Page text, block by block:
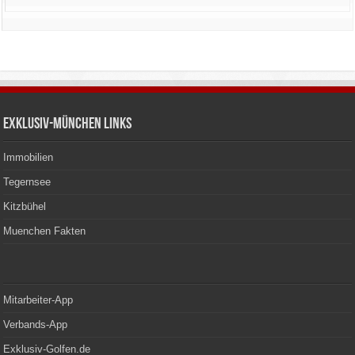
Exklusiv-München Links
Immobilien
Tegernsee
Kitzbühel
Muenchen Fakten
Mitarbeiter-App
Verbands-App
Exklusiv-Golfen.de